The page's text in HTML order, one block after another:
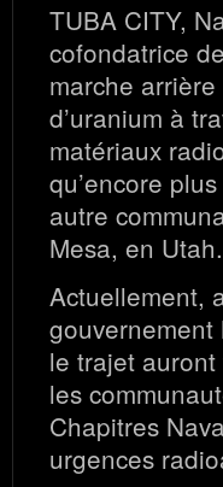
TUBA CITY,
cofondatrice
marche
d’uranium à
matériaux
qu’encore
autre
Mesa, en Utah.
Actuellement,
le trajet
les
Chapitres
urgences